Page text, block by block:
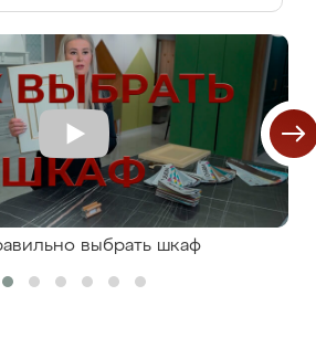
выбрать шкаф